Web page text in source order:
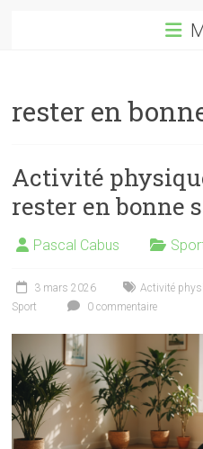
rester en
Activité
rester en bonne
Pascal Cabus
3 mars 2026 Activité
Sport
0 commentaire